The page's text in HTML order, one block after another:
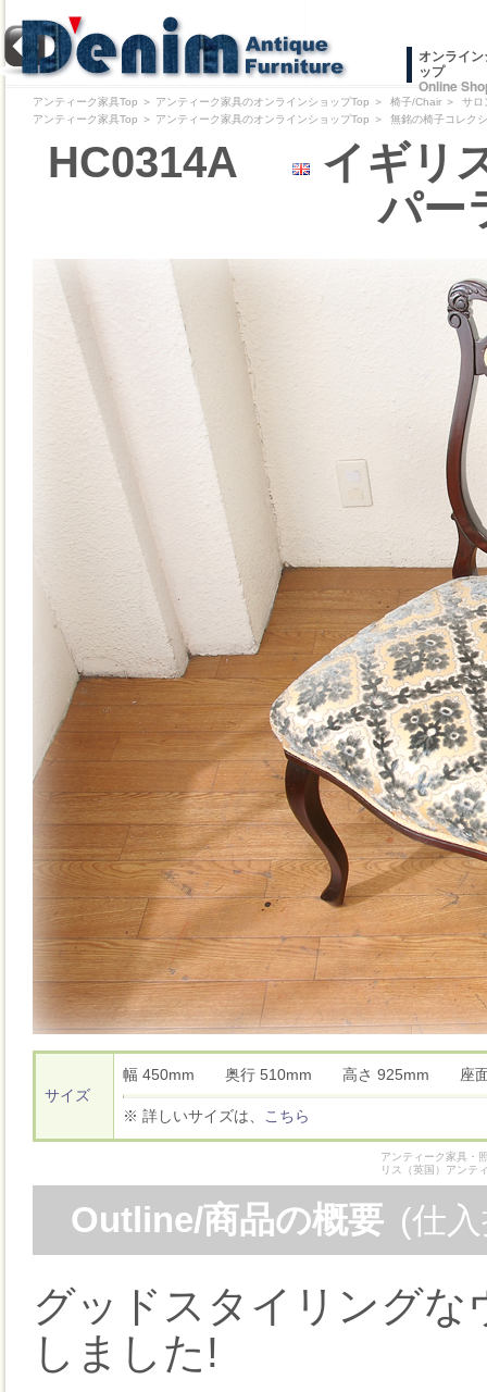
オンライ
ップ
Online
アンティーク家具Top ＞ アンティーク家具のオンラインショップTop ＞ 椅子/Chair ＞
サロ
アンティーク家具Top ＞ アンティーク家具のオンラインショップTop ＞ 無銘の椅子コレク
HC0314A
イギリ
パー
サイズ
幅 450mm 奥行 510mm 高さ 925mm 座
※ 詳しいサイズは、 こちら
アンティーク家具・
リス（英国）アンテ
Outline/商品の概要 (仕
グッドスタイリング
しました!